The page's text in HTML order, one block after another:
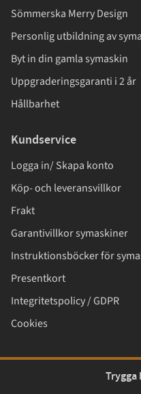
Sömmerska Merry Design
Personlig utbildning av
Byt in din gamla symaskin
Uppgraderingsgaranti i 2 år
Hållbarhet
Kundservice
Logga in/ Skapa konto
Köp- och leveransvillkor
Frakt
Garantivillkor symaskiner
Instruktionsböcker för
Presentkort
Integritetspolicy / GDPR
Cookies
Trygga